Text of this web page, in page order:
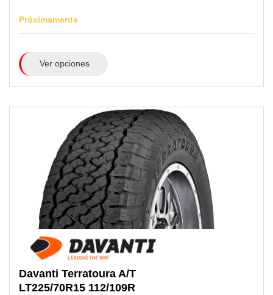
Próximamente
Ver opciones
Davanti Terratoura A/T
LT225/70R15 112/109R